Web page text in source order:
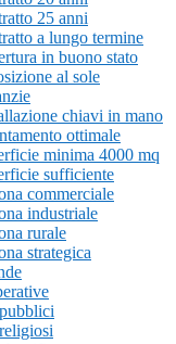
25 anni
a lungo termine
in buono stato
al sole
chiavi in mano
ottimale
minima 4000 mq
sufficiente
commerciale
industriale
rurale
strategica